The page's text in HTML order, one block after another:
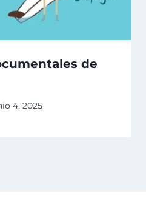
de
4, 2025